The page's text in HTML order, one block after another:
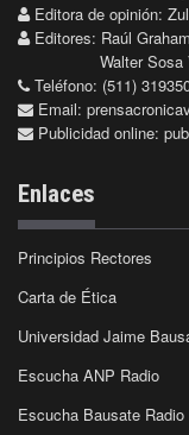
Editora de opinión:
Editores: Raúl
Walter
Teléfono: (511)
Email:
Publicidad online:
Enlaces
Principios Rectores
Carta de Ética
Universidad Jaime
Escucha ANP Radio
Escucha Bausate Radio